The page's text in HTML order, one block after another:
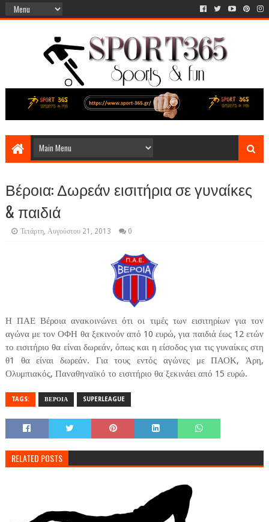
Βέροια: Δωρεάν εισιτήρια σε γυναίκες
& παιδιά
Τετάρτη, Αυγούστου 21, 2013 0
Η ΠΑΕ Βέροια ανακοινώνει ότι οι τιμές των εισιτηρίων για τον
αγώνα με τον ΟΦΗ θα ξεκινούν από 10 ευρώ, για παιδιά έως 12 ετών
το εισιτήριο θα είναι δωρεάν, όπως και η είσοδος για τις γυναίκες στη
θ1 θα είναι δωρεάν. Για τους εντός αγώνες με ΠΑΟΚ, Άρη,
Ολυμπιακός, Παναθηναϊκό το εισιτήριο θα ξεκινάει από 15 ευρώ.
TAGS: ΒΕΡΟΙΑ SUPERLEAGUE
RELATED POSTS